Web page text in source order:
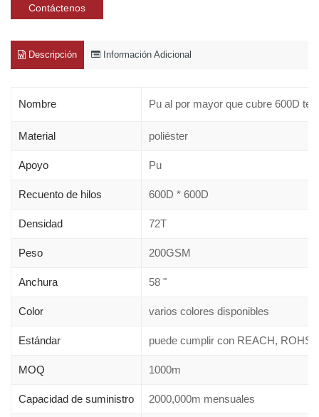
Contáctenos
Descripción Información Adicional
Nombre Pu al por mayor que cubre 600D
Material poliéster
Apoyo Pu
Recuento de hilos 600D * 600D
Densidad 72T
Peso 200GSM
Anchura 58 "
Color varios colores disponibles
Estándar puede cumplir con REACH, ROHS,
MOQ 1000m
Capacidad de suministro 2000,000m mensuales